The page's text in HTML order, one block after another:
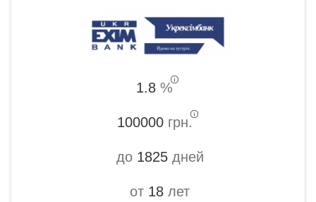
1.8 %
100000грн.
до 1825дней
от 18 лет